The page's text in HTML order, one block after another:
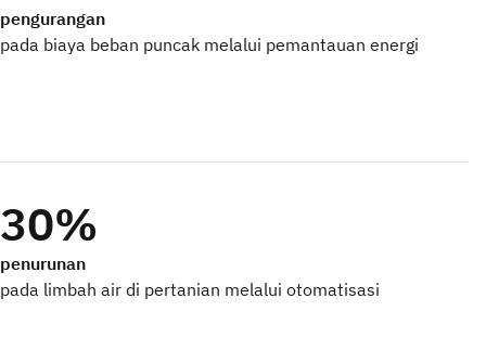
pengurangan
pada biaya beban puncak melalui pemantauan energi
30%
penurunan
pada limbah air di pertanian melalui otomatisasi